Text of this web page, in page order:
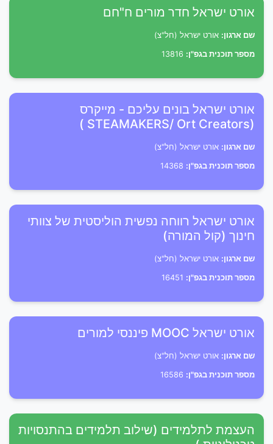
אורט ישראל חדר מורים ח"חם
שם ארגון: אורט ישראל (חל"צ)
מספר תוכנית בגפ"ן:
אורט ישראל בונים עליכם - מייקרס
(STEAMAKERS/ Ort Creators )
שם ארגון: אורט ישראל (חל"צ)
מספר תוכנית בגפ"ן:
אורט ישראל רווחה נפשית הוליסטית של צוותי
חינוך (קול המורה)
שם ארגון: אורט ישראל (חל"צ)
מספר תוכנית בגפ"ן:
אורט ישראל MOOC פיננסי למורים
שם ארגון: אורט ישראל (חל"צ)
מספר תוכנית בגפ"ן:
העצמת לתלמידים (שילוב תלמידים בהתנסויות